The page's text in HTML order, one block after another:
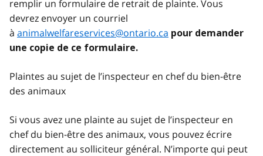
remplir un formulaire de retrait de plainte. Vous
devrez envoyer un courriel
à animalwelfareservices@ontario.ca pour demander
une copie de ce formulaire.
Plaintes au sujet de l’inspecteur en chef du bien-être
des animaux
Si vous avez une plainte au sujet de l’inspecteur en
chef du bien-être des animaux, vous pouvez écrire
directement au solliciteur général. N’importe qui peut